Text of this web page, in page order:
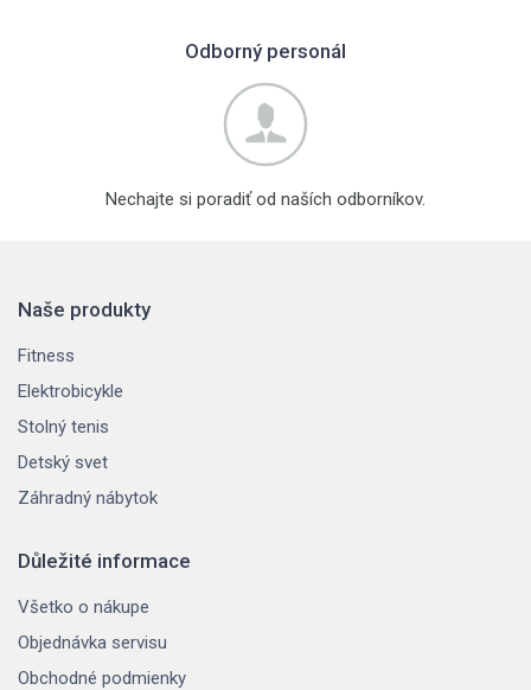
Odborný personál
Nechajte si poradiť od naších odborníkov.
Naše produkty
Fitness
Elektrobicykle
Stolný tenis
Detský svet
Záhradný nábytok
Důležité informace
Všetko o nákupe
Objednávka servisu
Obchodné podmienky